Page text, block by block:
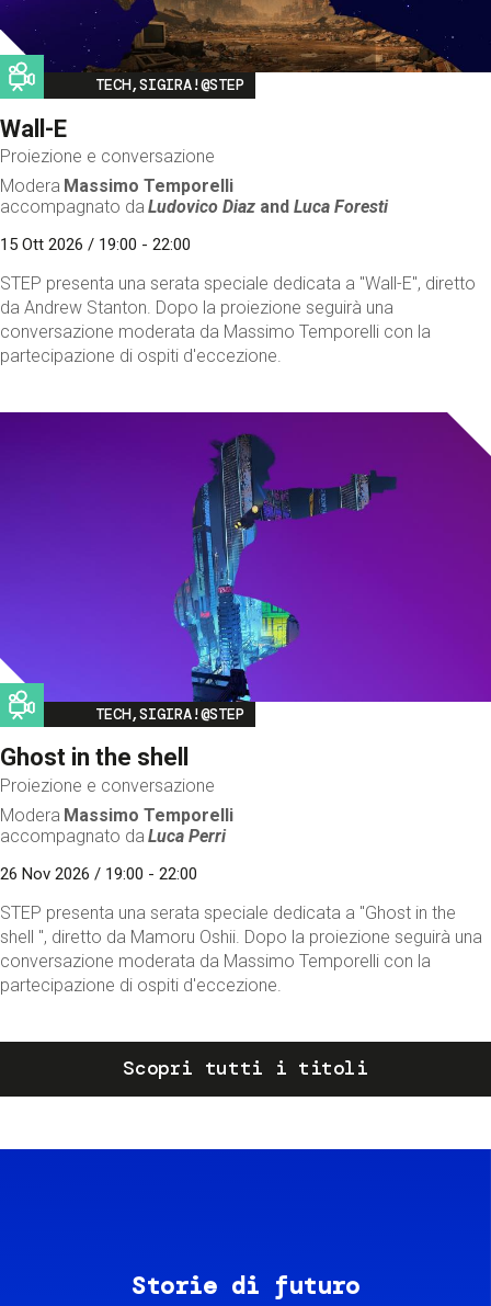
Image
TECH,SIGIRA!@STEP
Wall-E
Proiezione e conversazione
Modera Massimo Temporelli
accompagnato da Ludovico Diaz andLuca Foresti
15 Ott 2026 / 19:00 - 22:00
STEP presenta una serata speciale dedicata a "Wall-E", diretto
da Andrew Stanton. Dopo la proiezione seguirà una
conversazione moderata da Massimo Temporelli con la
partecipazione di ospiti d'eccezione.
Image
TECH,SIGIRA!@STEP
Ghost in the shell
Proiezione e conversazione
Modera Massimo Temporelli
accompagnato da Luca Perri
26 Nov 2026 / 19:00 - 22:00
STEP presenta una serata speciale dedicata a "Ghost in the
shell ", diretto da Mamoru Oshii. Dopo la proiezione seguirà una
conversazione moderata da Massimo Temporelli con la
partecipazione di ospiti d'eccezione.
Scopri tutti i titoli
Storie di futuro